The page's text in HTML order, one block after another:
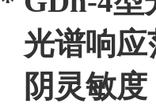
光谱响应
阴灵敏度